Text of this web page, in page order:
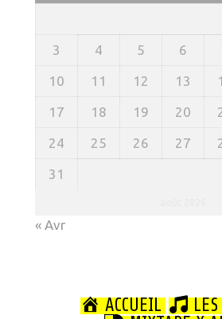
3 4 5 6
10 11 12 13
17 18 19 20
24 25 26 27
31
« Avr
ACCUEIL